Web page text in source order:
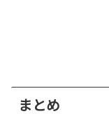
まとめ